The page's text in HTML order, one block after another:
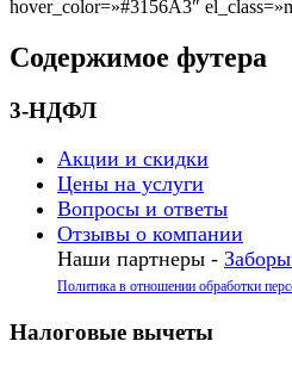
hover_color=»#3156A3″
Содержимое футера
3-НДФЛ
Акции и скидки
Цены на услуги
Вопросы и ответы
Отзывы о компании
Наши партнеры -
Политика в отношении обработки
Налоговые вычеты